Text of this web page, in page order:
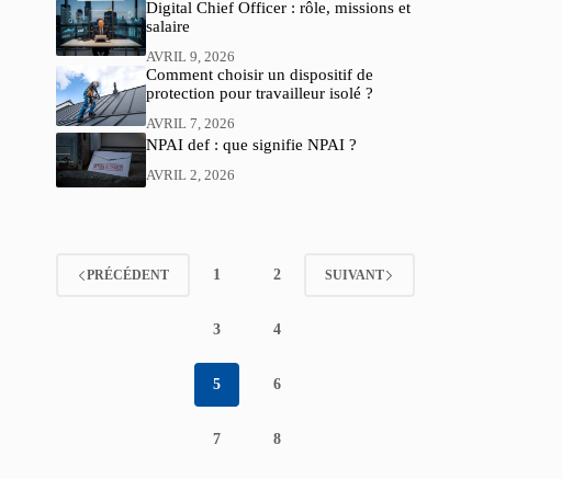
Digital Chief Officer : rôle, missions et
salaire
AVRIL 9, 2026
Comment choisir un dispositif de
protection pour travailleur isolé ?
AVRIL 7, 2026
NPAI def : que signifie NPAI ?
AVRIL 2, 2026
PRÉCÉDENT 1 2
3 4
5 6
7 8
SUIVANT